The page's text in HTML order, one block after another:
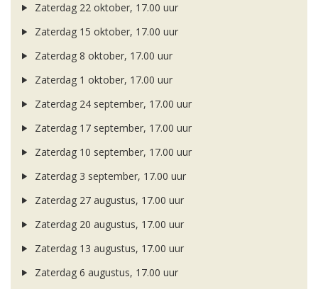
Zaterdag 22 oktober, 17.00 uur
Zaterdag 15 oktober, 17.00 uur
Zaterdag 8 oktober, 17.00 uur
Zaterdag 1 oktober, 17.00 uur
Zaterdag 24 september, 17.00 uur
Zaterdag 17 september, 17.00 uur
Zaterdag 10 september, 17.00 uur
Zaterdag 3 september, 17.00 uur
Zaterdag 27 augustus, 17.00 uur
Zaterdag 20 augustus, 17.00 uur
Zaterdag 13 augustus, 17.00 uur
Zaterdag 6 augustus, 17.00 uur